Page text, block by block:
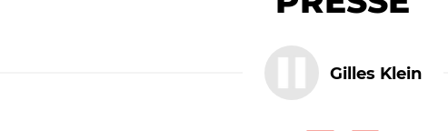
Gilles Klein